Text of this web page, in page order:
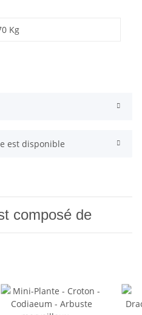
Kg
est disponible
composé de